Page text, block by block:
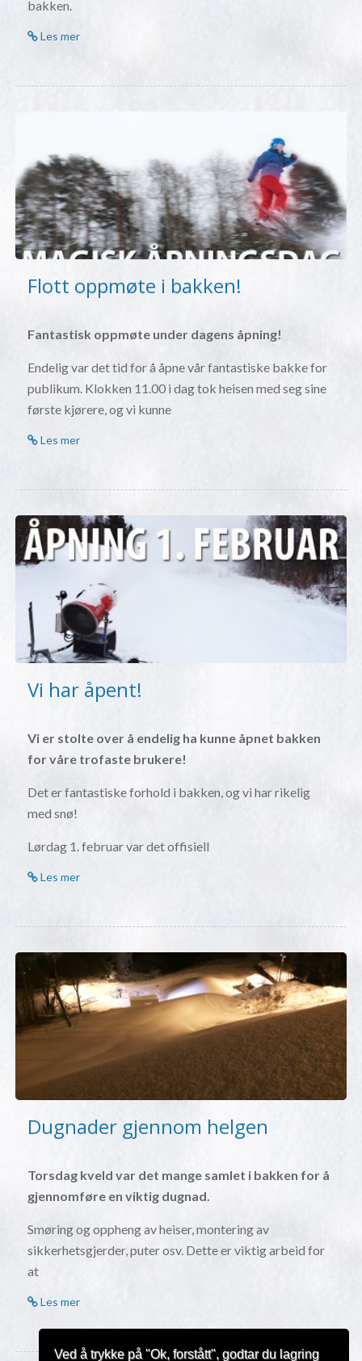
bakken.
Les mer
Flott oppmøte i bakken!
Fantastisk oppmøte under dagens åpning!
Endelig var det tid for å åpne vår fantastiske bakke for
publikum. Klokken 11.00 i dag tok heisen med seg sine
første kjørere, og vi kunne
Les mer
Vi har åpent!
Vi er stolte over å endelig ha kunne åpnet bakken
for våre trofaste brukere!
Det er fantastiske forhold i bakken, og vi har rikelig
med snø!
Lørdag 1. februar var det offisiell
Les mer
Dugnader gjennom helgen
Torsdag kveld var det mange samlet i bakken for å
gjennomføre en viktig dugnad.
Smøring og oppheng av heiser, montering av
sikkerhetsgjerder, puter osv. Dette er viktig arbeid for
at
Les mer
Ved å trykke på "Ok, forstått", godtar du lagring